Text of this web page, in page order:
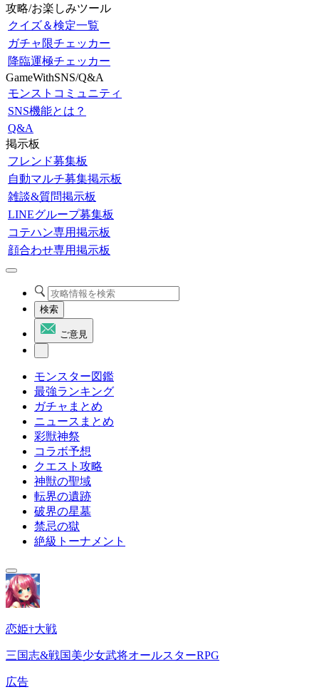
攻略/お楽しみツール
クイズ＆検定一覧
ガチャ限チェッカー
降臨運極チェッカー
GameWithSNS/Q&A
モンストコミュニティ
SNS機能とは？
Q&A
掲示板
フレンド募集板
自動マルチ募集掲示板
雑談&質問掲示板
LINEグループ募集板
コテハン専用掲示板
顔合わせ専用掲示板
検索
ご意見
モンスター図鑑
最強ランキング
ガチャまとめ
ニュースまとめ
彩獣神祭
コラボ予想
クエスト攻略
神獣の聖域
転界の遺跡
破界の星墓
禁忌の獄
絶級トーナメント
恋姫†大戦
三国志&戦国美少女武将オールスターRPG
広告